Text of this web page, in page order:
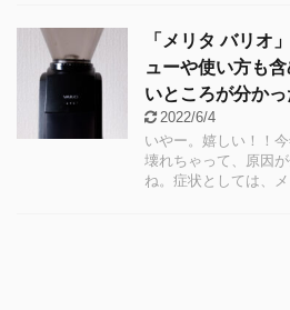
「メリタ バリオ
ューや使い方も
いところが分かっ
2022/6/4
いやー。嬉しい！！
壊れちゃって、原因
ね。症状としては、